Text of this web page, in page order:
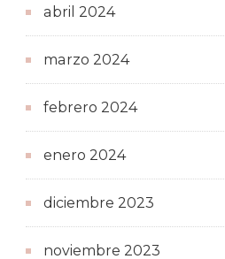
abril 2024
marzo 2024
febrero 2024
enero 2024
diciembre 2023
noviembre 2023